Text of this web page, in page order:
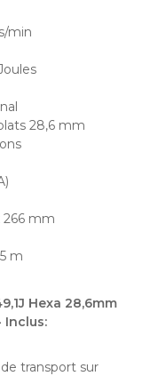
min
28,6 mm
266 mm
5 m
Hexa 28,6mm
Inclus:
transport sur